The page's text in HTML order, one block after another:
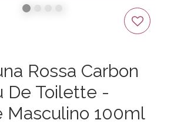
Rossa Carbon
De Toilette -
Masculino 100ml